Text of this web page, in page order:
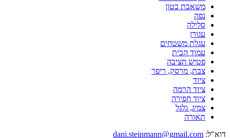
משאבת בטון
נפה
סלילה
עגורן
עגלת משטחים
עמוד הבית
פטיש חציבה
צבת, מרסק, ריפר
ציוד
ציוד הרמה
ציוד חפירה
צמיג, גלגל
תאורה
דוא"ל: dani.steinmann@gmail.com